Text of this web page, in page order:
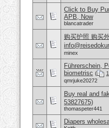
Click to Buy
APB, Now
blancatrader
购买护照 购买
minex
Führerschein,
biometrisc ( 1
qmrjuke20272
Buy real and
53827675)
thomaspeter441
Diapers